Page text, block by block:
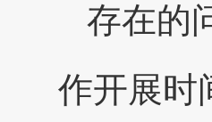
存在的
作开展时